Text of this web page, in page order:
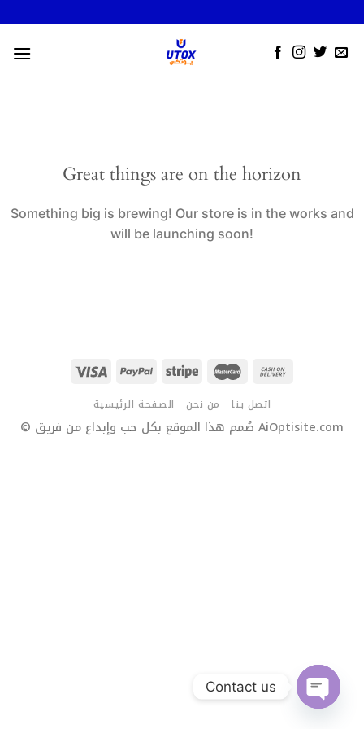
to
content
Great things are on the horizon
Something big is brewing! Our store is in the works and
will be launching soon!
الصفحة الرئيسية من نحن اتصل بنا
© صُمم هذا الموقع بكل حب وإبداع من فريق AiOptisite.com
Contact us